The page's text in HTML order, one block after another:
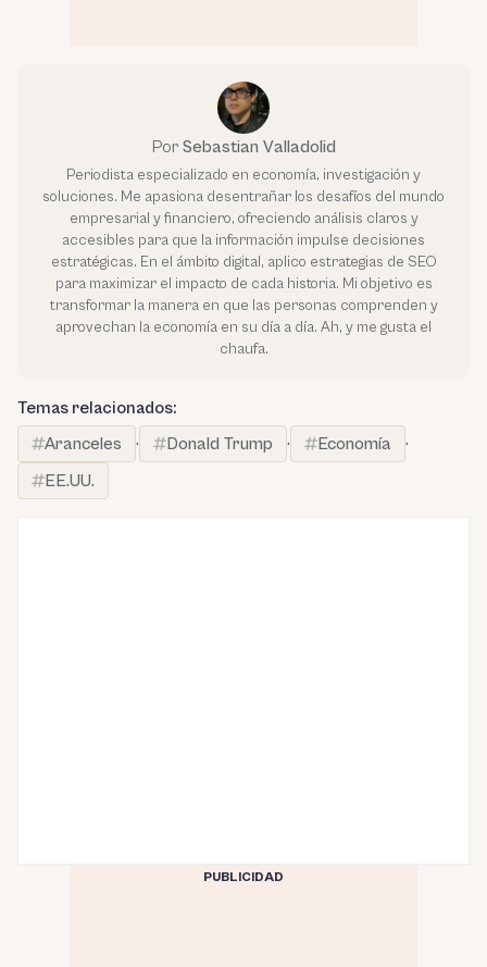
Por Sebastian Valladolid
Periodista especializado en economía, investigación y
soluciones. Me apasiona desentrañar los desafíos del mundo
empresarial y financiero, ofreciendo análisis claros y
accesibles para que la información impulse decisiones
estratégicas. En el ámbito digital, aplico estrategias de SEO
para maximizar el impacto de cada historia. Mi objetivo es
transformar la manera en que las personas comprenden y
aprovechan la economía en su día a día. Ah, y me gusta el
chaufa.
Temas relacionados:
Aranceles
· Donald Trump · Economía
·
EE.UU.
PUBLICIDAD